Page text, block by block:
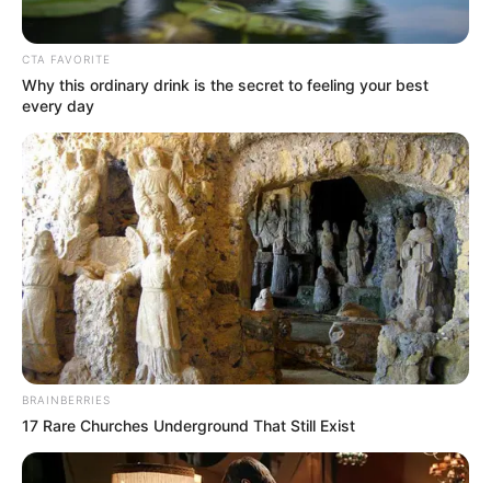
menjadi penggemar yang mengikuti media sosialnya. Ia banyak
dikenal di Instagram dengan jutaan penggemar yang menunggu
konten-kontennya.
Baca juga:Biodata, Profil, dan Fakta Jamie Nyland
CTA FAVORITE
Why this ordinary drink is the secret to feeling your best
every day
BRAINBERRIES
17 Rare Churches Underground That Still Exist